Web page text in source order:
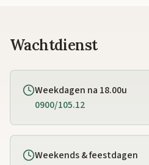
Wachtdienst
Weekdagen na 18.00u
0900/105.12
Weekends & feestdagen